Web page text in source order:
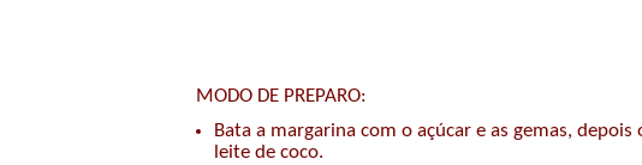
MODO DE PREPARO:
Bata a margarina com o açúcar e as gemas, depois
leite de coco.